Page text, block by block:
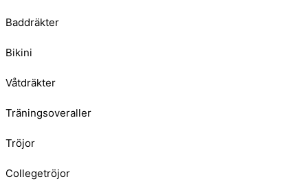
Baddräkter
Bikini
Våtdräkter
Träningsoveraller
Tröjor
Collegetröjor